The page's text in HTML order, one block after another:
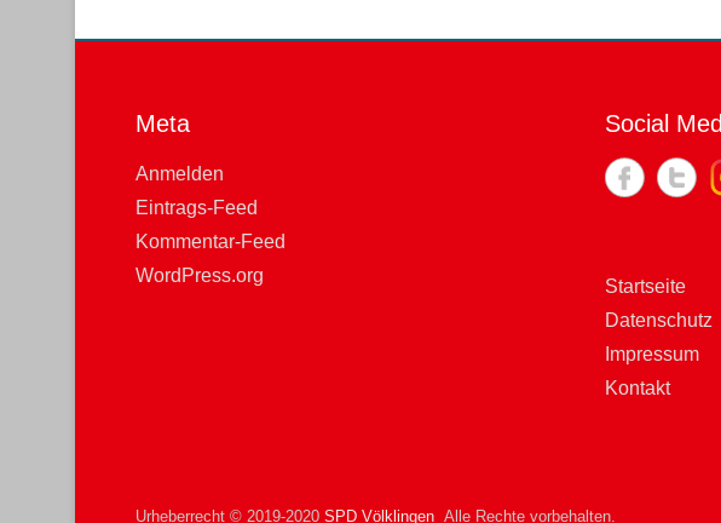
Meta
Anmelden
Eintrags-Feed
Kommentar-Feed
WordPress.org
Social
Startseite
Datenschutz
Impressum
Kontakt
Urheberrecht © 2019-2020 SPD Völklingen Alle Rechte vorbehalten.